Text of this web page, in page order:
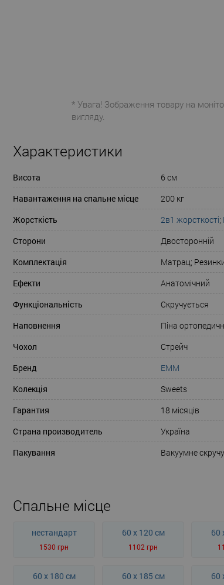
* Увага! Зображення товару на
вигляду.
Характеристики
Висота
6 см
Навантаження на спальне місце
200 кг
Жорсткість
2в1 жорсткості;
Сторони
Двосторонній
Комплектація
Матрац;
Ефекти
Анатомічний
Функціональність
Скручується
Наповнення
Піна
Чохол
Стрейч
Бренд
ЕММ
Колекція
Sweets
Гарантия
18 місяців
Страна производитель
Україна
Пакування
Вакуумне
Спальне місце
нестандарт
1530 грн
60 x 120 см
1102 грн
60
60 x 180 см 60 x 185 см 60